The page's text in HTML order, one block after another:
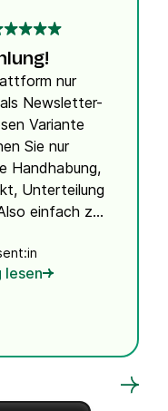
nur
Newsletter-
Variante
Sie nur
Handhabung,
Unterteilung
einfach zu
Tool!
lesen